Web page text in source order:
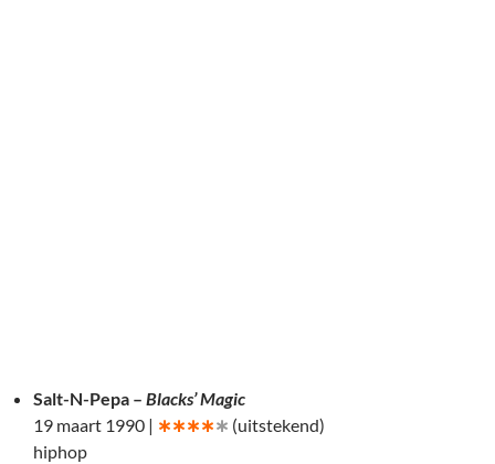
Salt-N-Pepa – Blacks’ Magic
19 maart 1990 | ∗∗∗∗∗ (uitstekend)
hiphop